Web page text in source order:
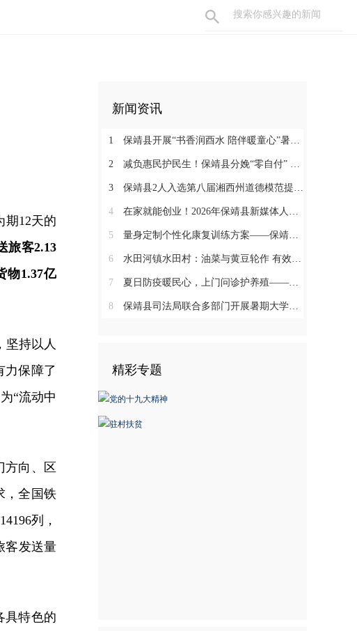
期12天的
旅客2.13
物1.37亿
坚持以人
力保障了
“流动中
方向、区
，全国铁
列，
客发送量
具特色的
新闻资讯
1 保靖县开展“书香润酉水 陪伴暖童心”暑期阅读关爱活动
2 减负惠民护民生！保靖县分娩“零自付” 政策落地见效 125名产妇受益
3 保靖县2人入选第八届湘西州道德模范提名奖
4 在家就能创业！2026年保靖县新媒体人才技能培训开启 助力家乡好物出圈
5 量身定制个性化康复训练方案——保靖县人民医院助力发育迟缓患儿顺利入托
6 水田河镇水田村：油菜与黄豆轮作 有效助农增收
7 夏日防疫暖民心，上门问诊护养殖——保靖县葫芦镇开展畜禽防疫服务
8 保靖县司法局联合多部门开展暑期大学生志愿者送法护童活动
精彩专题